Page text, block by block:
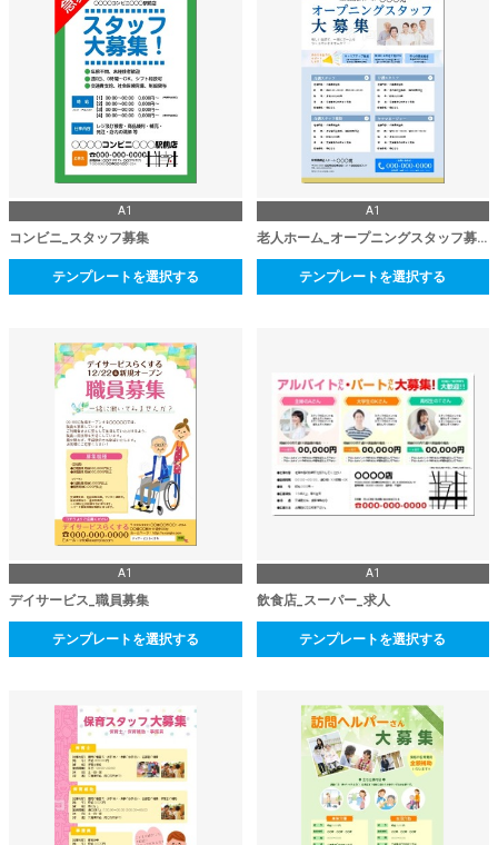
A1
コンビニ_スタッフ募集
テンプレートを選択する
A1
老人ホーム_オープニングスタッフ募集
テンプレートを選択する
A1
デイサービス_職員募集
テンプレートを選択する
A1
飲食店_スーパー_求人
テンプレートを選択する